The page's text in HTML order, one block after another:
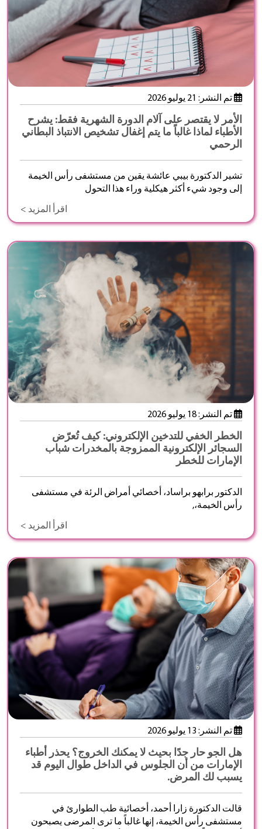
تم النشر: 21 يوليو 2026
الأمر لا يقتصر على آلام الدورة الشهرية فقط: يشرح
الأطباء لماذا غالباً ما يتم إغفال تشخيص الانتباذ البطاني
الرحمي
تشير الدكتورة بيبي عائشة يقين من مستشفى رأس الخيمة
إلى وجود شيء أكثر هيكلية وراء هذا التحول
اقرأ المزيد >
تم النشر: 18 يوليو 2026
الخطر الخفي للتدخين الإلكتروني: كيف تُعرّض
السجائر الإلكترونية الممزوجة بالمخدرات شباب
الإمارات للخطر
الدكتور برابهو براساد، أخصائي أمراض الرئة في مستشفى
رأس الخيمة،,
اقرأ المزيد >
تم النشر: 13 يوليو 2026
هل الجو حار جدًا بحيث لا يمكنك الخروج؟ يحذر أطباء
الإمارات من أن الجلوس في الداخل طوال اليوم قد
يسبب لك المرض.
قالت الدكتورة زارا أحمد، أخصائية طب الطوارئ في
مستشفى رأس الخيمة، إنها غالباً ما ترى المرضى يصبحون